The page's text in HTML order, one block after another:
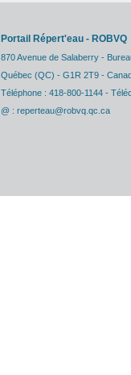
Portail Répert'eau - ROBVQ
870 Avenue de Salaberry -
Québec (QC) - G1R 2T9 -
Téléphone : 418-800-1144 -
@ : reperteau@robvq.qc.ca